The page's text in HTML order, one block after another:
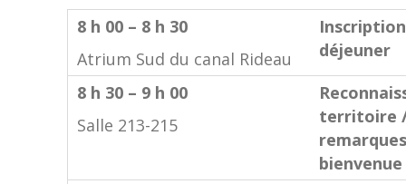
8 h 00 – 8 h 30
Atrium Sud du canal Rideau
déjeuner
8 h 30 – 9 h 00
Salle 213-215
territoire
bienvenue